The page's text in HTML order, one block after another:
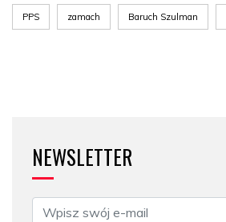
PPS zamach Baruch Szulman
NEWSLETTER